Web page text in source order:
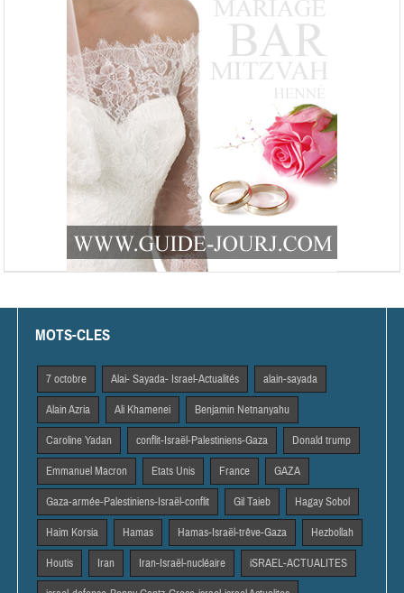
MOTS-CLES
7 octobre Alai- Sayada- Israel-Actualités alain-sayada
Alain Azria Ali Khamenei Benjamin Netnanyahu
Caroline Yadan conflit-Israël-Palestiniens-Gaza Donald trump
Emmanuel Macron Etats Unis France GAZA
Gaza-armée-Palestiniens-Israël-conflit Gil Taieb Hagay Sobol
Haim Korsia Hamas Hamas-Israël-trêve-Gaza Hezbollah
Houtis Iran Iran-Israël-nucléaire iSRAEL-ACTUALITES